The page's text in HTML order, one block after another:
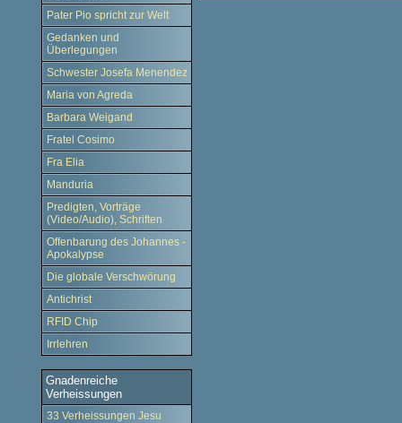
Pater Pio spricht zur Welt
Gedanken und
Überlegungen
Schwester Josefa Menendez
Maria von Agreda
Barbara Weigand
Fratel Cosimo
Fra Elia
Manduria
Predigten, Vorträge
(Video/Audio), Schriften
Offenbarung des Johannes -
Apokalypse
Die globale Verschwörung
Antichrist
RFID Chip
Irrlehren
Gnadenreiche
Verheissungen
33 Verheissungen Jesu